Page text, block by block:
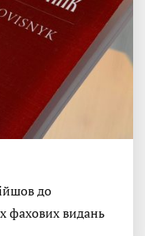
до
фахових видань